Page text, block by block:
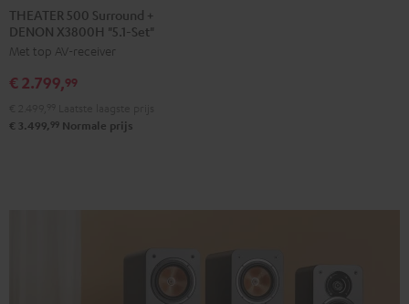
500
Surround
+
DENON
"5.1-
THEATER 500 Surround +
DENON X3800H "5.1-Set"
Met top AV-receiver
€ 2.799,99
€ 3.499, 99 Normale prijs